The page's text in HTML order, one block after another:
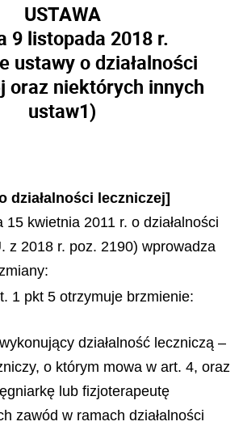
USTAWA
9 listopada 2018 r.
ustawy o działalności
oraz niektórych innych
ustaw1)
działalności leczniczej]
kwietnia 2011 r. o działalności
z 2018 r. poz. 2190) wprowadza
1 pkt 5 otrzymuje brzmienie:
działalność leczniczą –
o którym mowa w art. 4, oraz
lub fizjoterapeutę
zawód w ramach działalności